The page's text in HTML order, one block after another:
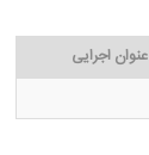
عنوان اجرایی